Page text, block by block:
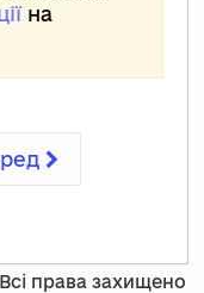
на
Всі права захищено